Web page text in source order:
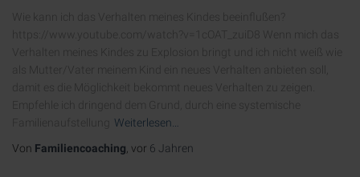
Wie kann ich das Verhalten meines Kindes beeinflußen?
https://www.youtube.com/watch?v=1cOAT_zuiD8 Wenn mich das
Verhalten meines Kindes zu Explosion bringt und ich nicht weiß wie
als Mutter/Vater meinem Kind ein neues Verhalten anbieten soll,
damit es die Möglichkeit bekommt neues Verhalten zu zeigen.
Empfehle ich dringend dem Grund, durch eine systemische
Familienaufstellung
Weiterlesen…
Von Familiencoaching , vor 6 Jahren